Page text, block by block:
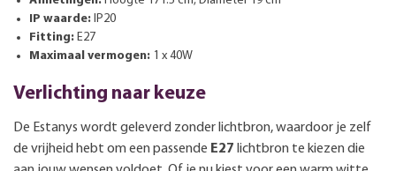
IP waarde: IP20
Fitting: E27
Maximaal vermogen: 1 x 40W
Verlichting naar keuze
De Estanys wordt geleverd zonder lichtbron, waardoor je zelf
de vrijheid hebt om een passende E27 lichtbron te kiezen die